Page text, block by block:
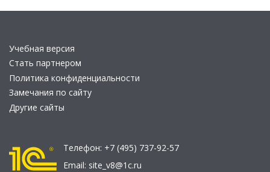
Учебная версия
Стать партнером
Политика конфиденциальности
Замечания по сайту
Другие сайты
Телефон: +7 (495) 737-92-57
Email: site_v8@1c.ru